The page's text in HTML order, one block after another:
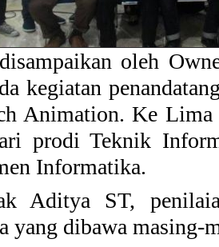
oleh
kegiatan
Animation. Ke Lima
prodi Teknik
Informatika.
Aditya ST,
yang dibawa masing-